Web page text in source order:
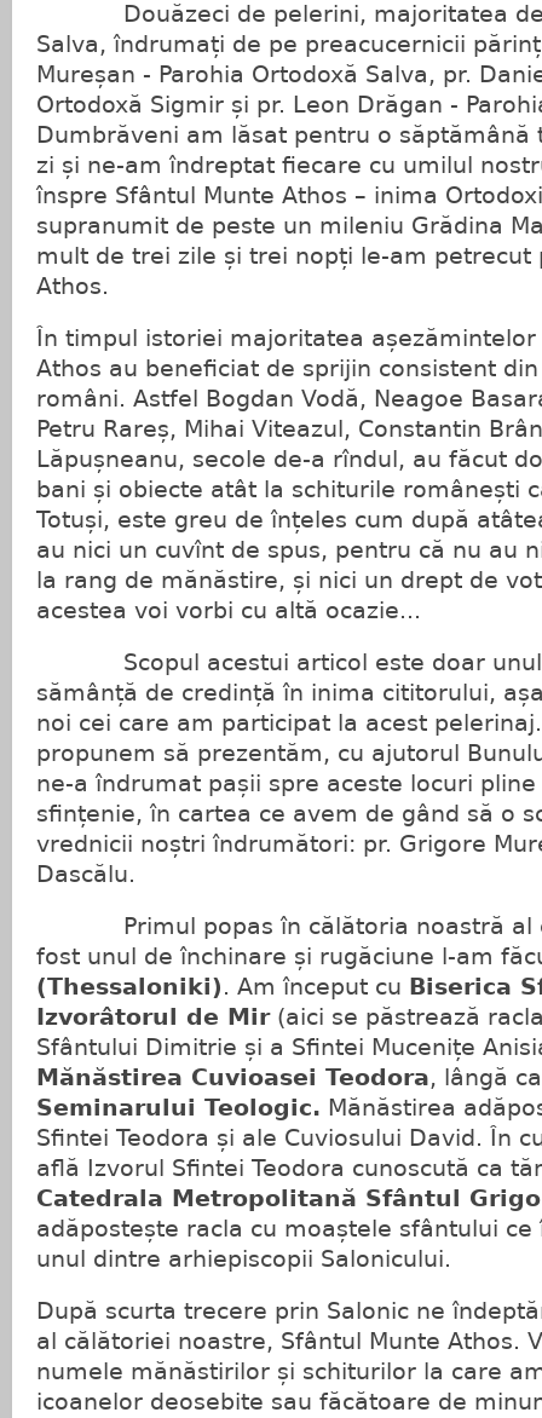
Douăzeci de pelerini, majoritatea de
Salva, îndrumați de pe preacucernicii
Mureșan - Parohia Ortodoxă Salva, pr.
Ortodoxă Sigmir și pr. Leon Drăgan -
Dumbrăveni am lăsat pentru o săptămână
zi și ne-am îndreptat fiecare cu umilul
înspre Sfântul Munte Athos – inima
supranumit de peste un mileniu Grădina
mult de trei zile și trei nopți le-am petrecut
Athos.
În timpul istoriei majoritatea
Athos au beneficiat de sprijin consistent
români. Astfel Bogdan Vodă, Neagoe
Petru Rareș, Mihai Viteazul, Constantin
Lăpușnea­nu, secole de-a rîndul, au făcut
bani și obiecte atât la schiturile românești
Totuși, este greu de înțeles cum după
au nici un cuvînt de spus, pentru că nu au
la rang de mănăstire, și nici un drept de
acestea voi vorbi cu altă ocazie...
Scopul acestui articol este doar unul
sămânță de credință în inima cititorului,
noi cei care am participat la acest
propunem să prezentăm, cu ajutorul
ne-a îndrumat pașii spre aceste locuri
sfințenie, în cartea ce avem de gând să o
vrednicii noștri îndrumători: pr. Grigore
Dascălu.
Primul popas în călătoria noastră al
fost unul de închinare și rugăciune l-am
(Thessaloniki). Am început cu Biserica
Izvorâtorul de Mir(aici se păstrează
Sfântului Dimitrie și a Sfintei Mucenițe
Mănăstirea Cuvioasei Teodora, lângă
Seminarului Teologic. Mănăstirea
Sfintei Teodora și ale Cuviosului David. În
află Izvorul Sfintei Teodora cunoscută ca
Catedrala Metropolitană Sfântul
adăpostește racla cu moaștele sfântului
unul dintre arhiepiscopii Salonicului.
După scurta trecere prin Salonic ne
al călătoriei noastre, Sfântul Munte Athos.
numele mănăstirilor și schiturilor la care
icoanelor deosebite sau făcătoare de